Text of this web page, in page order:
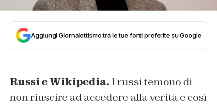
Aggiungi Giornalettismo tra le tue fonti preferite su Google
Russi e Wikipedia. I russi temono di
non riuscire ad accedere alla verità e così